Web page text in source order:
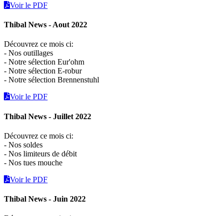
Voir le PDF
Thibal News - Aout 2022
Découvrez ce mois ci:
- Nos outillages
- Notre sélection Eur'ohm
- Notre sélection E-robur
- Notre sélection Brennenstuhl
Voir le PDF
Thibal News - Juillet 2022
Découvrez ce mois ci:
- Nos soldes
- Nos limiteurs de débit
- Nos tues mouche
Voir le PDF
Thibal News - Juin 2022